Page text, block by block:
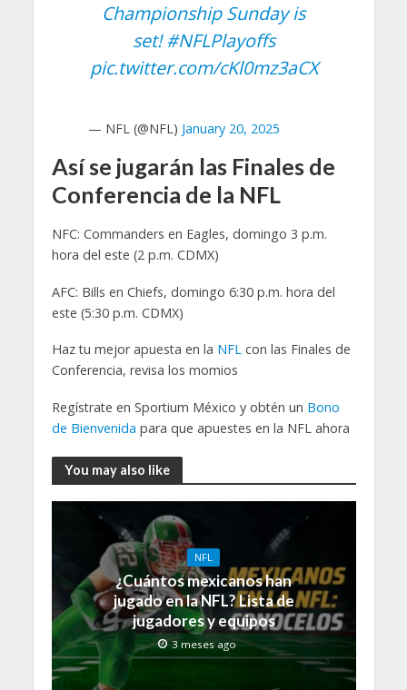
Championship Sunday is
set!#NFLPlayoffs
pic.twitter.com/cKl0mz3aCX
— NFL (@NFL) January 20, 2025
Así se jugarán las Finales de
Conferencia de la NFL
NFC: Commanders en Eagles, domingo 3 p.m.
hora del este (2 p.m. CDMX)
AFC: Bills en Chiefs, domingo 6:30 p.m. hora del
este (5:30 p.m. CDMX)
Haz tu mejor apuesta en la NFLcon las Finales de
Conferencia, revisa los momios
Regístrate en Sportium México y obtén un Bono
de Bienvenida para que apuestes en la NFL ahora
You may also like
NFL
¿Cuántos mexicanos han
jugado en la NFL? Lista de
jugadores y equipos
3 meses ago